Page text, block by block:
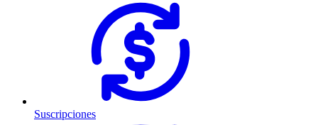
Suscripciones